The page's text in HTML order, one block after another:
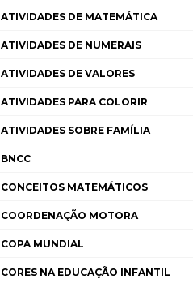
ATIVIDADES DE MATEMÁTICA
ATIVIDADES DE NUMERAIS
ATIVIDADES DE VALORES
ATIVIDADES PARA COLORIR
ATIVIDADES SOBRE FAMÍLIA
BNCC
CONCEITOS MATEMÁTICOS
COORDENAÇÃO MOTORA
COPA MUNDIAL
CORES NA EDUCAÇÃO INFANTIL